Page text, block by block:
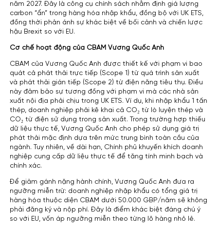
năm 2027. Đây là công cụ chính sách nhằm định giá lượng
carbon “ẩn” trong hàng hóa nhập khẩu, đồng bộ với UK ETS,
đồng thời phản ánh sự khác biệt về bối cảnh và chiến lược
hậu Brexit so với EU.
Cơ chế hoạt động của CBAM Vương Quốc Anh
CBAM của Vương Quốc Anh được thiết kế với phạm vi bao
quát cả phát thải trực tiếp (Scope 1) từ quá trình sản xuất
và phát thải gián tiếp (Scope 2) từ điện năng tiêu thụ. Điều
này đảm bảo sự tương đồng với phạm vi mà các nhà sản
xuất nội địa phải chịu trong UK ETS. Ví dụ, khi nhập khẩu 1 tấn
thép, doanh nghiệp phải kê khai cả CO₂ từ lò luyện thép và
CO₂ từ điện sử dụng trong sản xuất. Trong trường hợp thiếu
dữ liệu thực tế, Vương Quốc Anh cho phép sử dụng giá trị
phát thải mặc định dựa trên mức trung bình toàn cầu của
ngành. Tuy nhiên, về dài hạn, Chính phủ khuyến khích doanh
nghiệp cung cấp dữ liệu thực tế để tăng tính minh bạch và
chính xác.
Để giảm gánh nặng hành chính, Vương Quốc Anh đưa ra
ngưỡng miễn trừ: doanh nghiệp nhập khẩu có tổng giá trị
hàng hóa thuộc diện CBAM dưới 50.000 GBP/năm sẽ không
phải đăng ký và nộp phí. Đây là điểm khác biệt đáng chú ý
so với EU, vốn áp ngưỡng miễn theo từng lô hàng nhỏ lẻ.